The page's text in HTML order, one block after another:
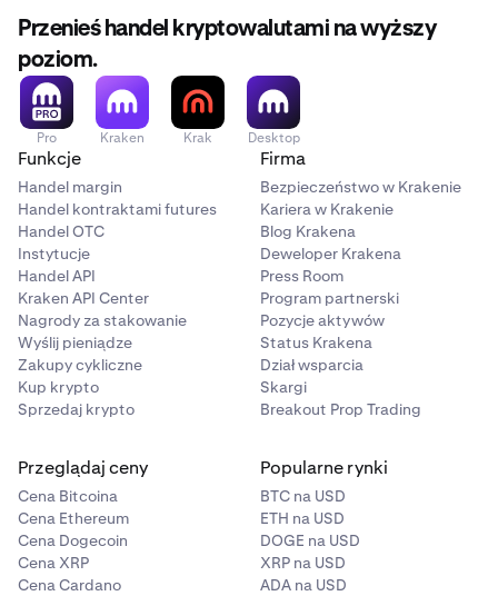
Przenieś handel kryptowalutami na wyższy
poziom.
Pro Kraken Krak Desktop
Funkcje
Handel margin
Handel kontraktami futures
Handel OTC
Instytucje
Handel API
Kraken API Center
Nagrody za stakowanie
Wyślij pieniądze
Zakupy cykliczne
Kup krypto
Sprzedaj krypto
Firma
Bezpieczeństwo w Krakenie
Kariera w Krakenie
Blog Krakena
Deweloper Krakena
Press Room
Program partnerski
Pozycje aktywów
Status Krakena
Dział wsparcia
Skargi
Breakout Prop Trading
Przeglądaj ceny
Cena Bitcoina
Cena Ethereum
Cena Dogecoin
Cena XRP
Cena Cardano
Popularne rynki
BTC na USD
ETH na USD
DOGE na USD
XRP na USD
ADA na USD